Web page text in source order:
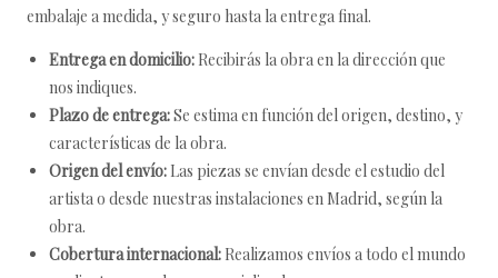
embalaje a medida, y seguro hasta la entrega final.
Entrega en domicilio: Recibirás la obra en la dirección que
nos indiques.
Plazo de entrega:Se estima en función del origen, destino, y
características de la obra.
Origen del envío: Las piezas se envían desde el estudio del
artista o desde nuestras instalaciones en Madrid, según la
obra.
Cobertura internacional: Realizamos envíos a todo el mundo